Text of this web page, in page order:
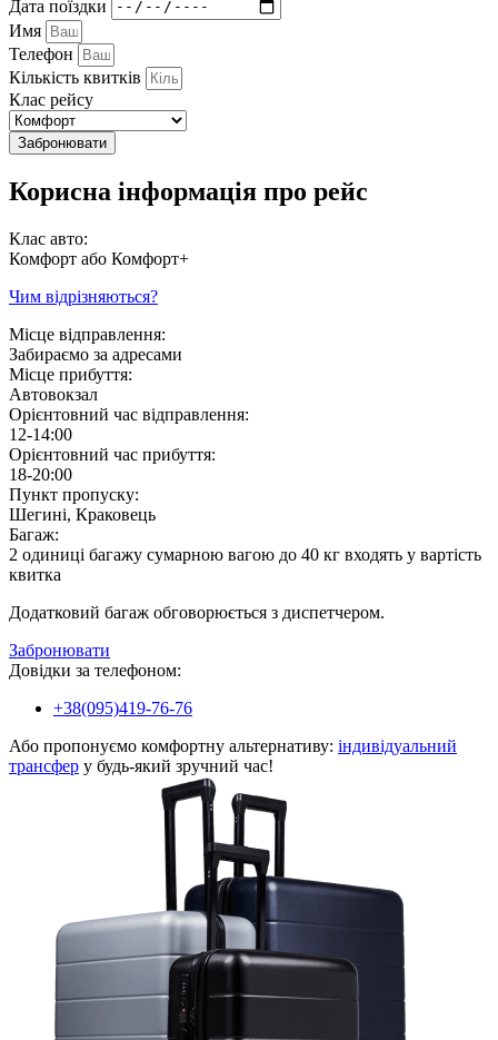
Дата поїздки
Имя
Телефон
Кількість квитків
Клас рейсу
Забронювати
Корисна інформація про рейс
Клас авто:
Комфорт або Комфорт+
Чим відрізняються?
Місце відправлення:
Забираємо за адресами
Місце прибуття:
Автовокзал
Орієнтовний час відправлення:
12-14:00
Орієнтовний час прибуття:
18-20:00
Пункт пропуску:
Шегині, Краковець
Багаж:
2 одиниці багажу сумарною вагою до 40 кг входять у вартість
квитка
Додатковий багаж обговорюється з диспетчером.
Забронювати
Довідки за телефоном:
+38(095)419-76-76
Або пропонуємо комфортну альтернативу: індивідуальний
трансфер у будь-який зручний час!